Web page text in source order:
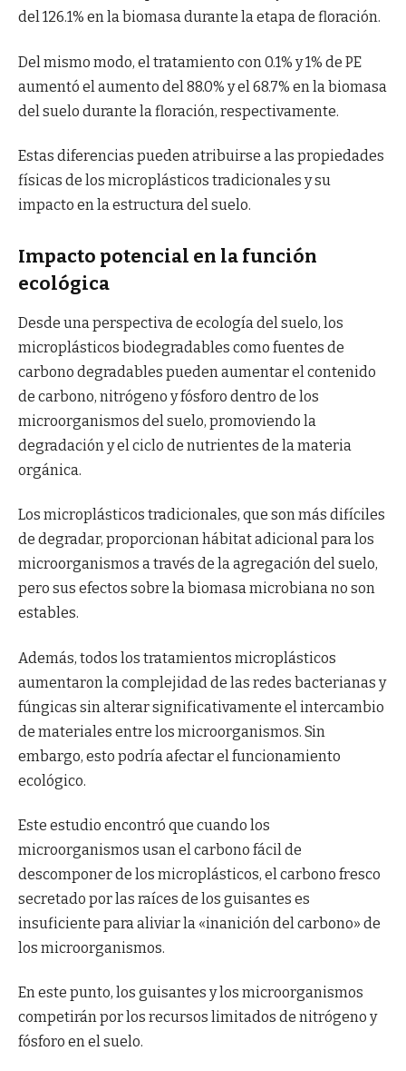
del 126.1% en la biomasa durante la etapa de floración.
Del mismo modo, el tratamiento con 0.1% y 1% de PE
aumentó el aumento del 88.0% y el 68.7% en la biomasa
del suelo durante la floración, respectivamente.
Estas diferencias pueden atribuirse a las propiedades
físicas de los microplásticos tradicionales y su
impacto en la estructura del suelo.
Impacto potencial en la función
ecológica
Desde una perspectiva de ecología del suelo, los
microplásticos biodegradables como fuentes de
carbono degradables pueden aumentar el contenido
de carbono, nitrógeno y fósforo dentro de los
microorganismos del suelo, promoviendo la
degradación y el ciclo de nutrientes de la materia
orgánica.
Los microplásticos tradicionales, que son más difíciles
de degradar, proporcionan hábitat adicional para los
microorganismos a través de la agregación del suelo,
pero sus efectos sobre la biomasa microbiana no son
estables.
Además, todos los tratamientos microplásticos
aumentaron la complejidad de las redes bacterianas y
fúngicas sin alterar significativamente el intercambio
de materiales entre los microorganismos. Sin
embargo, esto podría afectar el funcionamiento
ecológico.
Este estudio encontró que cuando los
microorganismos usan el carbono fácil de
descomponer de los microplásticos, el carbono fresco
secretado por las raíces de los guisantes es
insuficiente para aliviar la «inanición del carbono» de
los microorganismos.
En este punto, los guisantes y los microorganismos
competirán por los recursos limitados de nitrógeno y
fósforo en el suelo.